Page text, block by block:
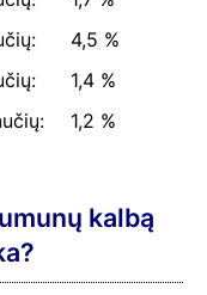
4,5 %
1,4 %
1,2 %
kalbą